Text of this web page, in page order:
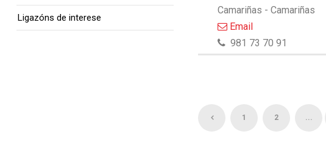
Camariñas - Camariñas
Email
981 73 70 91
1 2 ...
Ligazóns de interese